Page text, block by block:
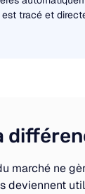
est tracé et
marché ne
deviennent